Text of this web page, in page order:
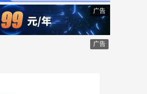
广告
广告